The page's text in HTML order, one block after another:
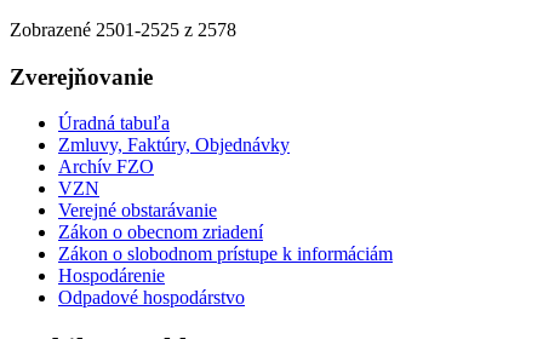
Zobrazené 2501-2525 z 2578
Zverejňovanie
Úradná tabuľa
Zmluvy, Faktúry, Objednávky
Archív FZO
VZN
Verejné obstarávanie
Zákon o obecnom zriadení
Zákon o slobodnom prístupe k informáciám
Hospodárenie
Odpadové hospodárstvo